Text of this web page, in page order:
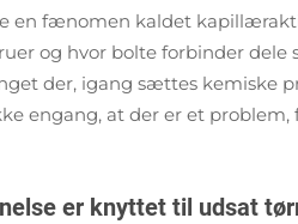
fænomen kaldet
og hvor bolte forbinder dele
der, igang sættes kemiske
engang, at der er et
er knyttet til udsat